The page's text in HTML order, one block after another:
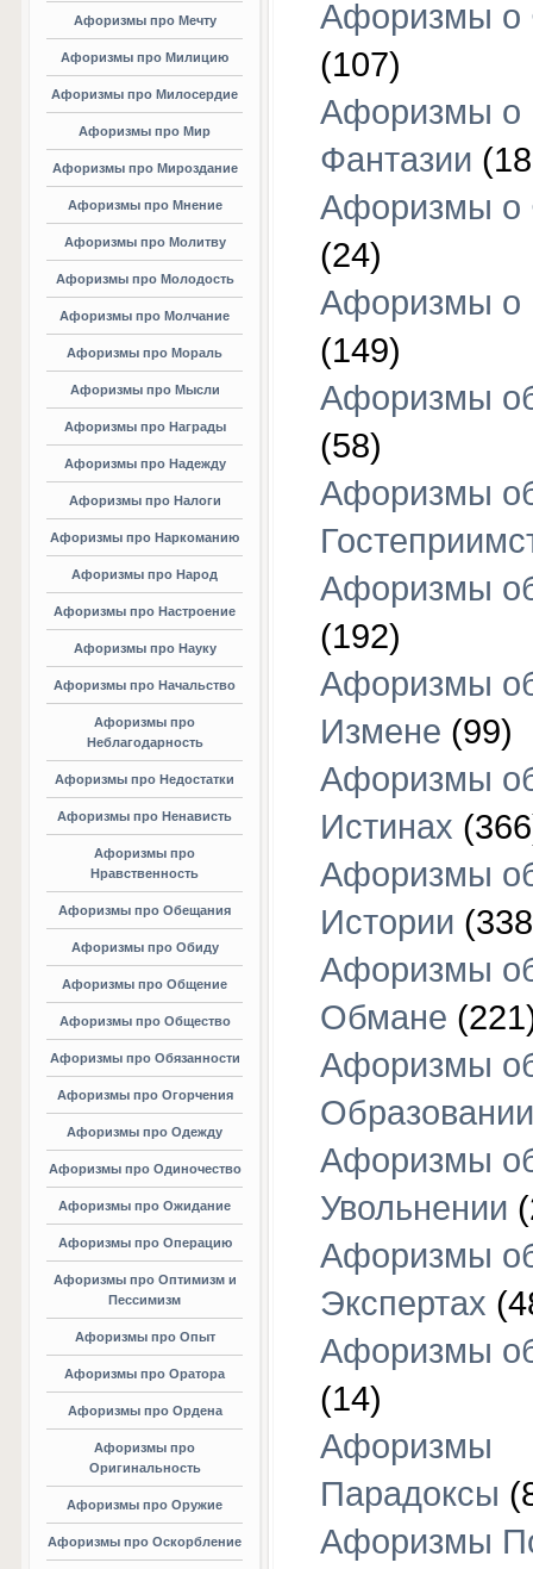
Афоризмы про Мечту
Афоризмы про Милицию
Афоризмы про Милосердие
Афоризмы про Мир
Афоризмы про Мироздание
Афоризмы про Мнение
Афоризмы про Молитву
Афоризмы про Молодость
Афоризмы про Молчание
Афоризмы про Мораль
Афоризмы про Мысли
Афоризмы про Награды
Афоризмы про Надежду
Афоризмы про Налоги
Афоризмы про Наркоманию
Афоризмы про Народ
Афоризмы про Настроение
Афоризмы про Науку
Афоризмы про Начальство
Афоризмы про
Неблагодарность
Афоризмы про Недостатки
Афоризмы про Ненависть
Афоризмы про
Нравственность
Афоризмы про Обещания
Афоризмы про Обиду
Афоризмы про Общение
Афоризмы про Общество
Афоризмы про Обязанности
Афоризмы про Огорчения
Афоризмы про Одежду
Афоризмы про Одиночество
Афоризмы про Ожидание
Афоризмы про Операцию
Афоризмы про Оптимизм и
Пессимизм
Афоризмы про Опыт
Афоризмы про Оратора
Афоризмы про Ордена
Афоризмы про
Оригинальность
Афоризмы про Оружие
Афоризмы про Оскорбление
Афоризмы о
(107)
Афоризмы о
Фантазии
Афоризмы о
(24)
Афоризмы о
(149)
Афоризмы
(58)
Афоризмы
Афоризмы
(192)
Афоризмы
Измене (99)
Афоризмы
Истинах
Афоризмы
Истории
Афоризмы
Обмане
Афоризмы
Образовании
Афоризмы
Увольнении
Афоризмы
Экспертах
Афоризмы
(14)
Афоризмы
Парадоксы
Афоризмы